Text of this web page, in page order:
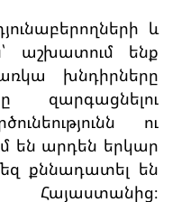
և
աշխատում ենք
խնդիրները
զարգացնելու
ու
են արդեն երկար
քննադատել են